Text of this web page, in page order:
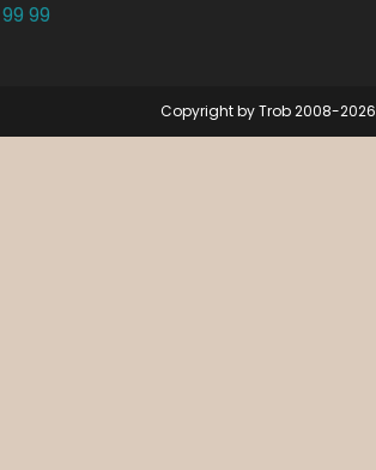
99
Copyright by Trob 2008-2026